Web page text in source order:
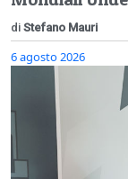
di Stefano Mauri
6 agosto 2026